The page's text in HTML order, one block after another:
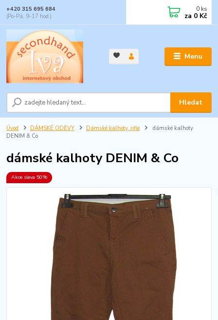
Menu
Hledat
+420 315 695 684
(Po-Pá, 9-17 hod.)
0 ks
za 0 Kč
Úvod DÁMSKÉ ODĚVY Dámské kalhoty, rifle
dámské kalhoty
DENIM & Co
dámské kalhoty DENIM & Co
Akce sleva 50%